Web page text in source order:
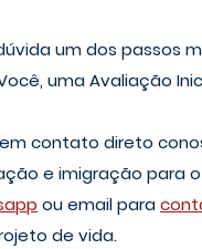
um dos passos
uma Avaliação
contato direto
e imigração para
ou email para
de vida.